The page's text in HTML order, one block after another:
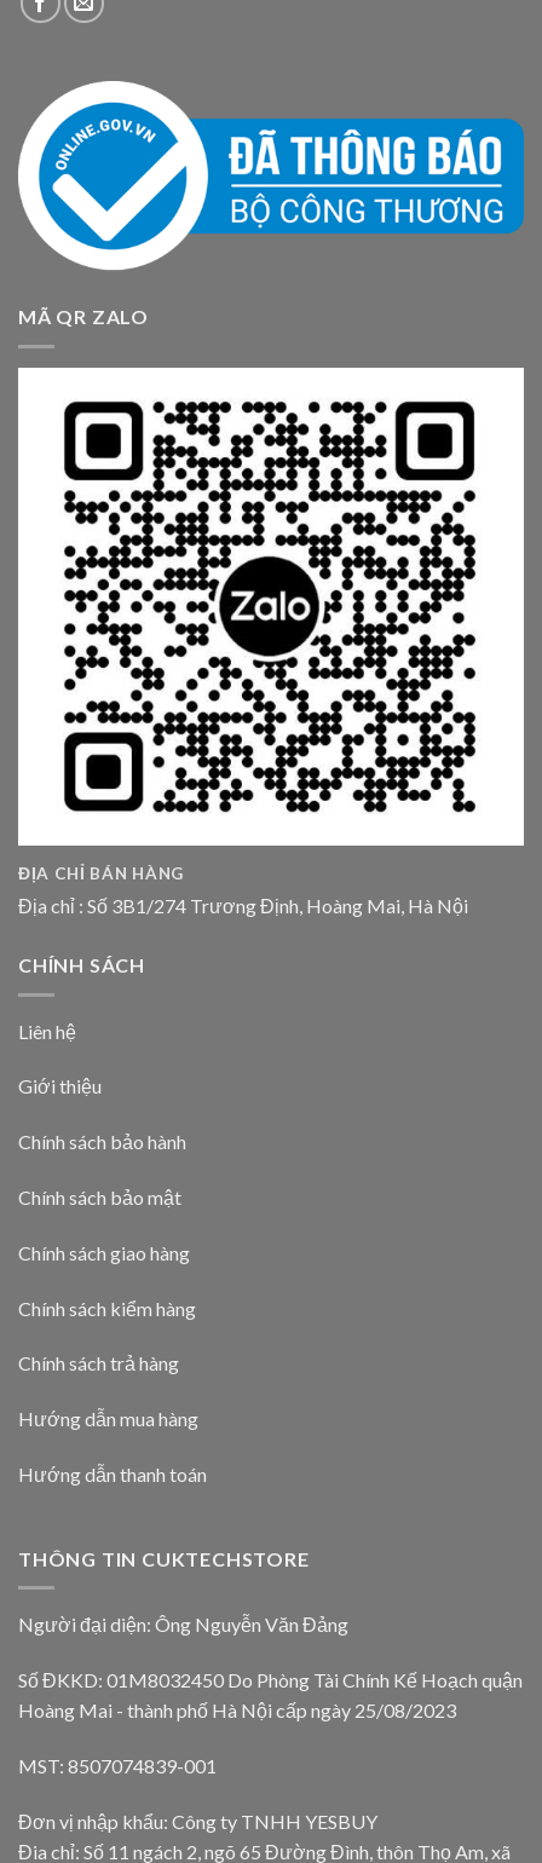
MÃ QR ZALO
ĐỊA CHỈ BÁN HÀNG
Địa chỉ : Số 3B1/274 Trương Định, Hoàng Mai, Hà Nội
CHÍNH SÁCH
Liên hệ
Giới thiệu
Chính sách bảo hành
Chính sách bảo mật
Chính sách giao hàng
Chính sách kiểm hàng
Chính sách trả hàng
Hướng dẫn mua hàng
Hướng dẫn thanh toán
THÔNG TIN CUKTECHSTORE
Người đại diện: Ông Nguyễn Văn Đảng
Số ĐKKD: 01M8032450 Do Phòng Tài Chính Kế Hoạch quận
Hoàng Mai - thành phố Hà Nội cấp ngày 25/08/2023
MST: 8507074839-001
Đơn vị nhập khẩu: Công ty TNHH YESBUY
Đia chỉ: Số 11 ngách 2, ngõ 65 Đường Đình, thôn Thọ Am, xã